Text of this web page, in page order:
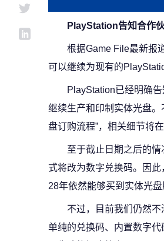
PlayStation告知合作
根据Game File最新报
可以继续为现有的
PlayStation已经明确
继续生产和印制实体光盘
盘订购流程”，相关细节将在
至于截止日期之后的
式将改为数字兑换码。因
28年依然能够买到实体光盘
不过，目前我们仍然
单纯的兑换码、内置数字